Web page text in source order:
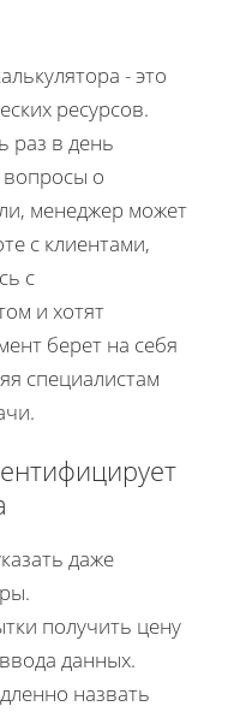
- это
ресурсов.
раз в день
о
менеджер может
с клиентами,
с
и хотят
берет на себя
специалистам
даже
получить цену
данных.
назвать